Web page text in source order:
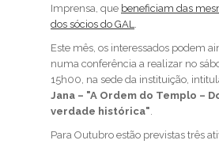
Imprensa, que beneficiam das
dos sócios do GAL.
Este mês, os interessados podem
numa conferência a realizar no
15h00, na sede da instituição,
Jana – "A Ordem do Templo –
verdade histórica".
Para Outubro estão previstas três